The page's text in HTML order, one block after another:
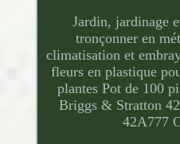
Jardin, jardinage
tronçonner en
climatisation et
fleurs en plastique
plantes Pot de 100
Briggs & Stratton
42A777